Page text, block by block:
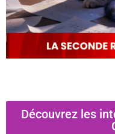
Découvrez les